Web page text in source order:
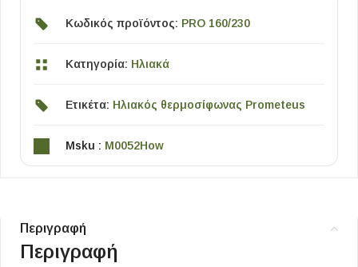
Κωδικός προϊόντος: PRO 160/230
Κατηγορία: Ηλιακά
Ετικέτα: Ηλιακός θερμοσίφωνας Prometeus
Msku : M0052How
Περιγραφή
Περιγραφή